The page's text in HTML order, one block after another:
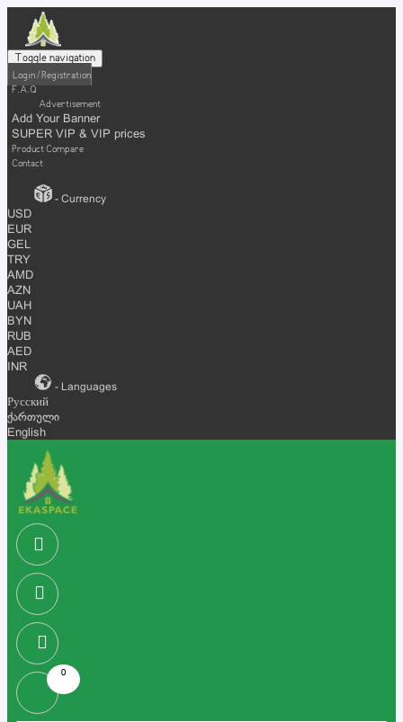
Toggle navigation
Login / Registration
F.A.Q
Advertisement
Add Your Banner
SUPER VIP & VIP prices
Product Compare
Contact
- Currency
USD
EUR
GEL
TRY
AMD
AZN
UAH
BYN
RUB
AED
INR
- Languages
Русский
ქართული
English
0